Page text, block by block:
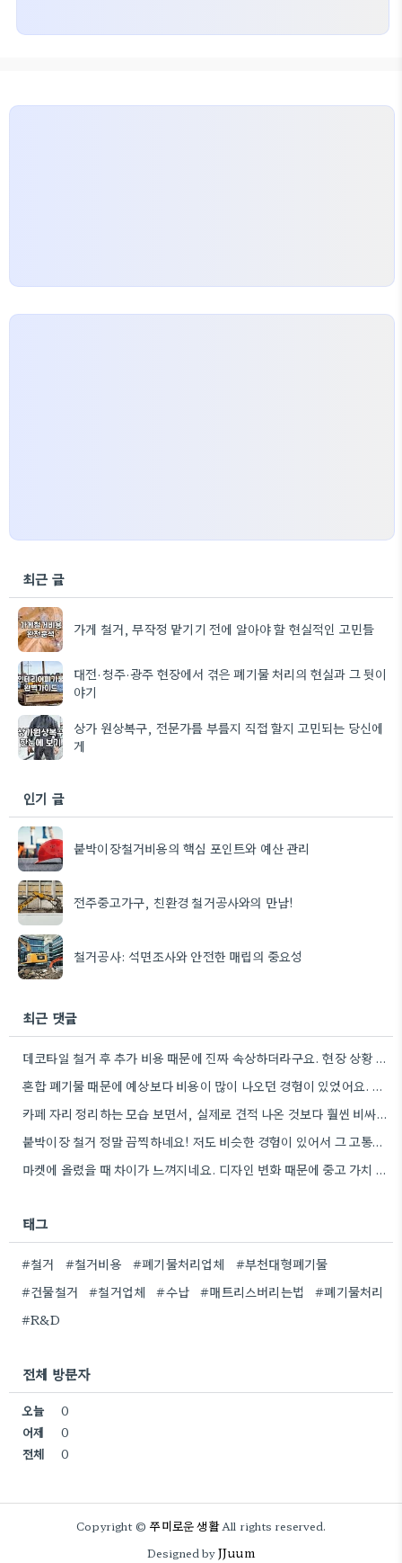
최근 글
가게 철거, 무작정 맡기기 전에 알아야 할 현실적인 고민들
대전·청주·광주 현장에서 겪은 폐기물 처리의 현실과 그 뒷이
야기
상가 원상복구, 전문가를 부를지 직접 할지 고민되는 당신에
게
인기 글
붙박이장철거비용의 핵심 포인트와 예산 관리
전주중고가구, 친환경 철거공사와의 만남!
철거공사: 석면조사와 안전한 매립의 중요성
최근 댓글
데코타일 철거 후 추가 비용 때문에 진짜 속상하더라구요. 현장 상황 때문에 업체마다 견적도 많이 다르니까요.
혼합 폐기물 때문에 예상보다 비용이 많이 나오던 경험이 있었어요. 현장 상황이 워낙 복잡해서 완벽하게 예측하기…
카페 자리 정리하는 모습 보면서, 실제로 견적 나온 것보다 훨씬 비싸다는 걸 느꼈어요. 특히 폐기물…
붙박이장 철거 정말 끔찍하네요! 저도 비슷한 경험이 있어서 그 고통을 뼈저리게 알아요.
마켓에 올렸을 때 차이가 느껴지네요. 디자인 변화 때문에 중고 가치 자체가 많이 달라지는 것 같아요.
태그
#철거 #철거비용 #폐기물처리업체
#부천대형폐기물
#건물철거
#철거업체 #수납 #매트리스버리는법
#폐기물처리
#R&D
전체 방문자
오늘
0
어제
0
전체
0
Copyright ©쭈미로운 생활All rights reserved.
Designed byJJuum